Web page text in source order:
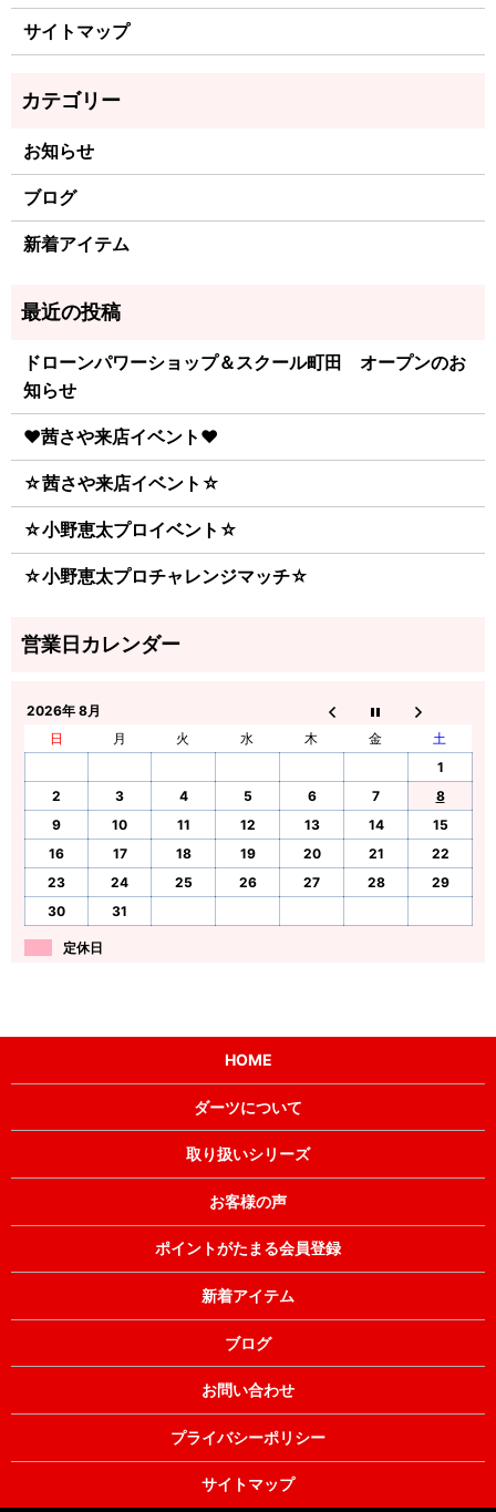
サイトマップ
お知らせ
ブログ
新着アイテム
ドローンパワーショップ＆スクール町田 オープンのお
知らせ
♥茜さや来店イベント♥
☆茜さや来店イベント☆
☆小野恵太プロイベント☆
☆小野恵太プロチャレンジマッチ☆
2026年 8月
日
月 火 水 木 金
土
1
2
3 4 5 6 7
8
9
10 11 12 13 14
15
16
17 18 19 20 21
22
23
24 25 26 27 28
29
30
31
定休日
HOME
ダーツについて
取り扱いシリーズ
お客様の声
ポイントがたまる会員登録
新着アイテム
ブログ
お問い合わせ
プライバシーポリシー
サイトマップ